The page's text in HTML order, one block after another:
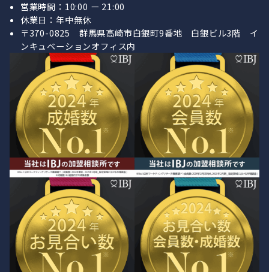
営業時間：10:00 ー 21:00
休業日：年中無休
〒370-0825 群馬県高崎市白銀町9番地 白銀ビル3階 イ
ンキュベーションオフィス内